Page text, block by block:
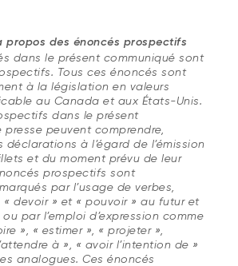
propos des énoncés prospectifs
dans le présent communiqué sont
Tous ces énoncés sont
à la législation en valeurs
au Canada et aux États-Unis.
dans le présent
peuvent comprendre,
à l’égard de l’émission
et du moment prévu de leur
prospectifs sont
par l’usage de verbes,
« devoir » et « pouvoir » au futur et
par l’emploi d’expression comme
», « estimer », « projeter »,
à », « avoir l’intention de »
analogues. Ces énoncés